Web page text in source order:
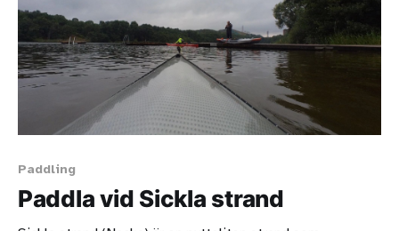
Paddling
Paddla vid Sickla strand